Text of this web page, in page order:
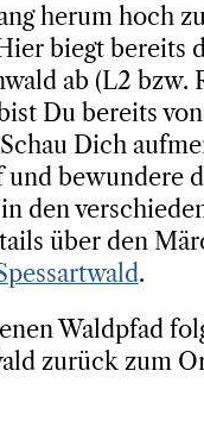
herum hoch
biegt bereits
ab (L2 bzw.
Du bereits
Dich
und bewundere
den
über den
.
Waldpfad
zurück zum